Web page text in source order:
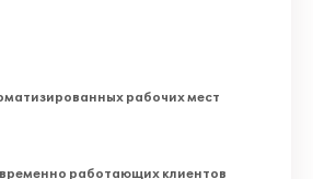
рабочих мест
работающих клиентов